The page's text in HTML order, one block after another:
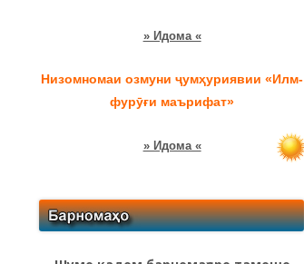
» Идома «
Низомномаи озмуни ҷумҳуриявии «Илм-
фурӯғи маърифат»
» Идома «